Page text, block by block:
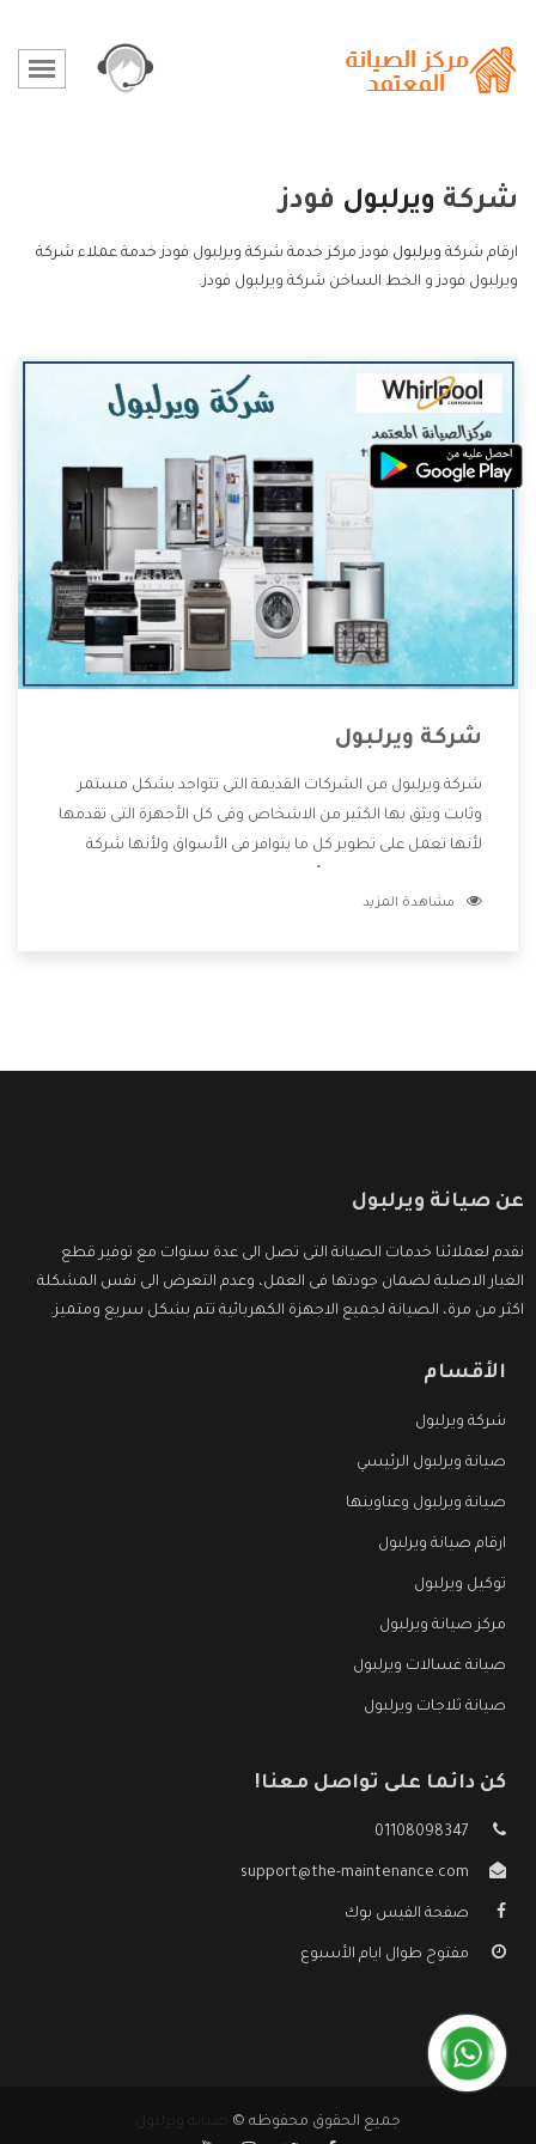
شركة ويرلبول فودز
ارقام شركة ويرلبول فودز مركز خدمة شركة ويرلبول فودز خدمة عملاء شركة
ويرلبول فودز و الخط الساخن شركة ويرلبول فودز.
شركة ويرلبول
شركة ويرلبول من الشركات القديمة التى تتواجد بشكل مستمر
وثابت ويثق بها الكثير من الاشخاص وفى كل الأجهزة التى تقدمها
لأنها تعمل على تطوير كل ما يتوافر فى الأسواق ولأنها شركة
وتقدم للعملاء أقوى العروض والخصومات التى تسهل على
مشاهدة المزيد
عن صيانة ويرلبول
نقدم لعملائنا خدمات الصيانة التى تصل الى عدة سنوات مع توفير قطع
الغيار الاصلية لضمان جودتها فى العمل، وعدم التعرض الى نفس المشكلة
اكثر من مرة، الصيانة لجميع الاجهزة الكهربائية تتم بشكل سريع ومتميز.
الأقسام
شركة ويرلبول
صيانة ويرلبول الرئيسي
صيانة ويرلبول وعناوينها
ارقام صيانة ويرلبول
توكيل ويرلبول
مركز صيانة ويرلبول
صيانة غسالات ويرلبول
صيانة ثلاجات ويرلبول
كن دائما على تواصل معنا!
01108098347
support@the-maintenance.com
صفحة الفيس بوك
مفتوح طوال ايام الأسبوع
جميع الحقوق محفوظه © صيانة ويرلبول